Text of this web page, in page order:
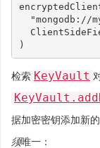
"mongodb://
)
检索 KeyVault
据加密密钥添加新
须唯一：